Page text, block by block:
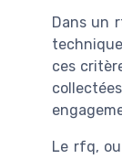
Dans un
ces
Le rfq,